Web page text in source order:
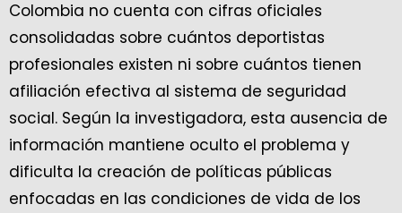
Colombia no cuenta con cifras oficiales
consolidadas sobre cuántos deportistas
profesionales existen ni sobre cuántos tienen
afiliación efectiva al sistema de seguridad
social. Según la investigadora, esta ausencia de
información mantiene oculto el problema y
dificulta la creación de políticas públicas
enfocadas en las condiciones de vida de los